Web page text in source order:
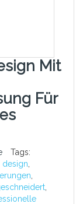
Mit
Für
Tags:
design